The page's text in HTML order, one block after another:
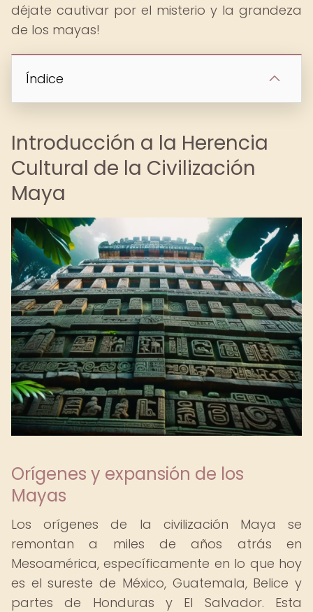
déjate cautivar por el misterio y la grandeza
de los mayas!
Índice
Introducción a la Herencia
Cultural de la Civilización
Maya
Orígenes y expansión de los
Mayas
Los orígenes de la civilización Maya se
remontan a miles de años atrás en
Mesoamérica, específicamente en lo que hoy
es el sureste de México, Guatemala, Belice y
partes de Honduras y El Salvador. Esta